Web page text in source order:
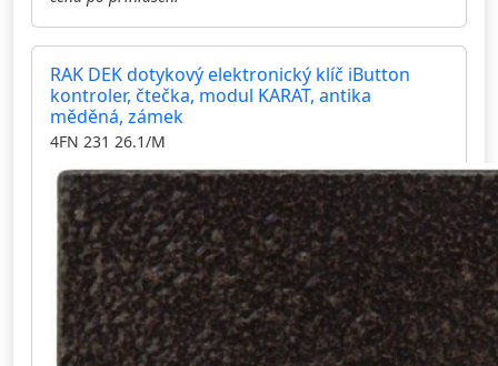
RAK DEK dotykový elektronický klíč iButton
kontroler, čtečka, modul KARAT, antika
měděná, zámek
4FN 231 26.1/M